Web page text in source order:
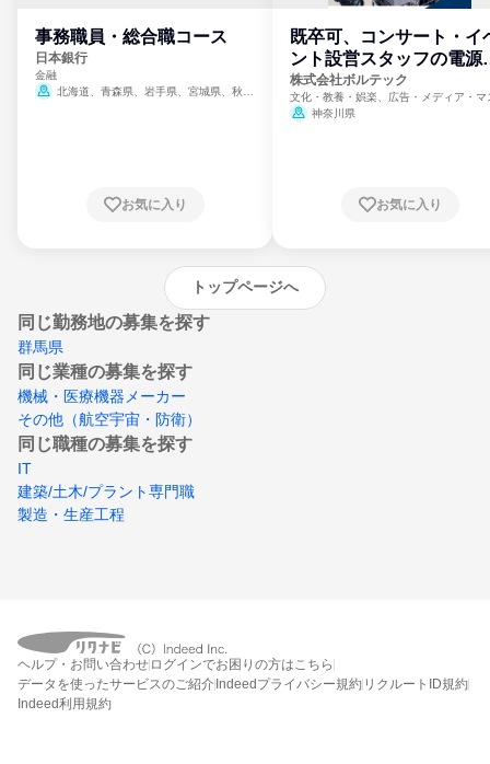
事務職員・総合職コース
日本銀行
金融
北海道、青森県、岩手県、宮城県、秋田
崎県、熊本県、大分県、宮崎県、鹿児島県、
お気に入り
既卒可、コンサート・イ
ント設営スタッフの電源
門
株式会社ボルテック
文化・教養・娯楽、広告・メディア・マ
ミ、電力・ガス・水道・エネルギー
神奈川県
お気に入り
トップページへ
同じ勤務地の募集を探す
群馬県
同じ業種の募集を探す
機械・医療機器メーカー
その他（航空宇宙・防衛）
同じ職種の募集を探す
IT
建築/土木/プラント専門職
製造・生産工程
ヘルプ・お問い合わせ ログインでお困りの方はこちら
データを使ったサービスのご紹介Indeedプライバシー規約 リクルートID規約
Indeed利用規約